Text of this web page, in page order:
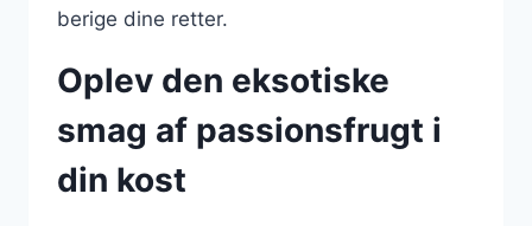
berige dine retter.
Oplev den eksotiske
smag af passionsfrugt i
din kost